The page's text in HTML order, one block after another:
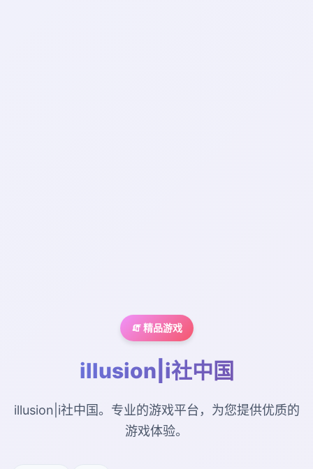
🧯 精品游戏
illusion|i社中国
illusion|i社中国。专业的游戏平台，为您提供优质的
游戏体验。